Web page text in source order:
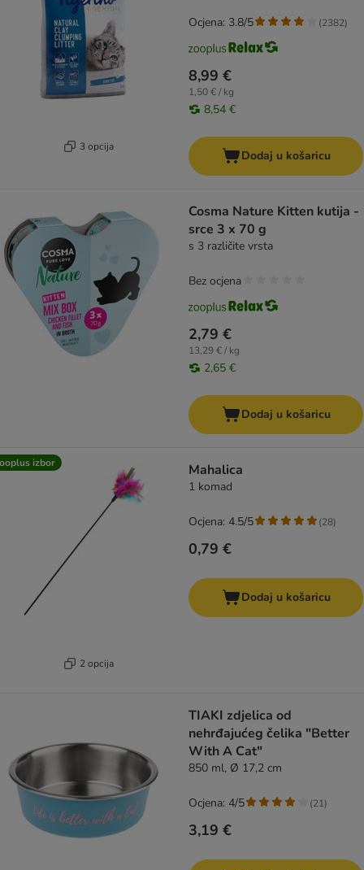
3 opcija
8,99 €
1,50 € / kg
8,54 €
Ocjena: 3.8/5 (2382)
Dodaj u košaricu
Cosma Nature Kitten kutija -
srce 3 x 70 g
s 3 različite vrsta
2,79 €
13,29 € / kg
2,65 €
Bez ocjena
Dodaj u košaricu
izbor
2 opcija
Mahalica
1 komad
0,79 €
Ocjena: 4.5/5 (28)
Dodaj u košaricu
TIAKI zdjelica od
nehrđajućeg čelika "Better
With A Cat"
850 ml, Ø 17,2 cm
3,19 €
Ocjena: 4/5 (21)